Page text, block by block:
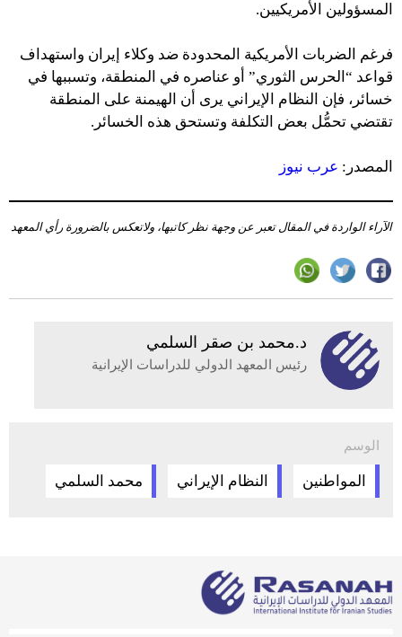
المسؤولين الأمريكيين.
فرغم الضربات الأمريكية المحدودة ضد وكلاء إيران واستهداف
قواعد “الحرس الثوري” أو عناصره في المنطقة، وتسببها في
خسائر، فإن النظام الإيراني يرى أن الهيمنة على المنطقة
تقتضي تحمُّل بعض التكلفة وتستحق هذه الخسائر.
المصدر: عرب نيوز
الآراء الواردة في المقال تعبر عن وجهة نظر كاتبها، ولاتعكس بالضرورة رأي المعهد
د.محمد بن صقر السلمي
رئيس المعهد الدولي للدراسات الإيرانية
الوسم
المواطنين النظام الإيراني محمد السلمي